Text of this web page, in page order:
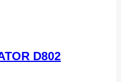
D802